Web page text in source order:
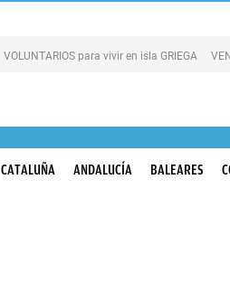
VOLUNTARIOS para vivir en isla GRIEGA
CATALUÑA ANDALUCÍA BALEARES